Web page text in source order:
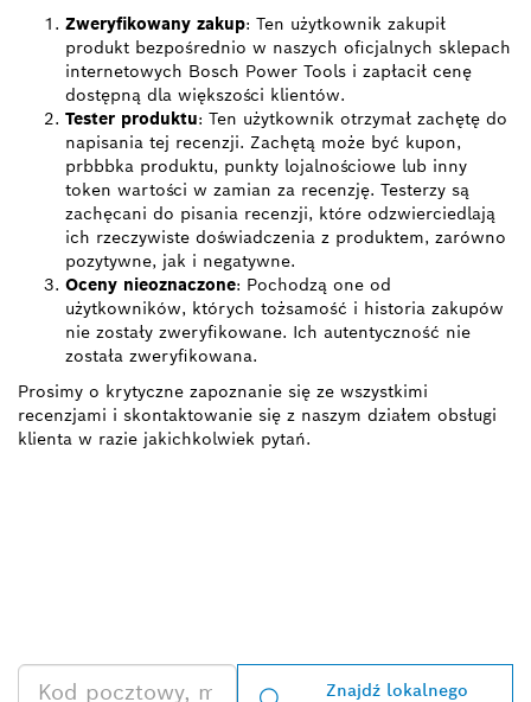
Zweryfikowany zakup: Ten użytkownik zakupił
produkt bezpośrednio w naszych oficjalnych sklepach
internetowych Bosch Power Tools i zapłacił cenę
dostępną dla większości klientów.
Tester produktu: Ten użytkownik otrzymał zachętę do
napisania tej recenzji. Zachętą może być kupon,
prbbbka produktu, punkty lojalnościowe lub inny
token wartości w zamian za recenzję. Testerzy są
zachęcani do pisania recenzji, które odzwierciedlają
ich rzeczywiste doświadczenia z produktem, zarówno
pozytywne, jak i negatywne.
Oceny nieoznaczone: Pochodzą one od
użytkowników, których tożsamość i historia zakupów
nie zostały zweryfikowane. Ich autentyczność nie
została zweryfikowana.
Prosimy o krytyczne zapoznanie się ze wszystkimi
recenzjami i skontaktowanie się z naszym działem obsługi
klienta w razie jakichkolwiek pytań.
Znajdź lokalnego